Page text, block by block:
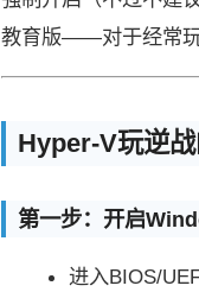
教育版——对于经常玩
Hyper-V玩逆战
第一步：开启
进入BIOS/